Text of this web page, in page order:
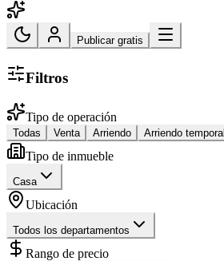
Publicar gratis
Filtros
Tipo de operación
Todas Venta Arriendo Arriendo temporal
Tipo de inmueble
Casa
Ubicación
Todos los departamentos
Rango de precio